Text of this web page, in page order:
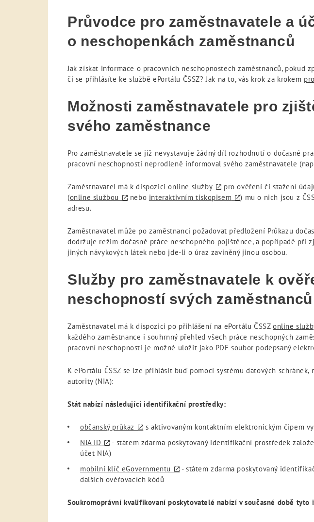
Průvodce pro zaměstnavatele a
o neschopenkách zaměstnanců
Jak získat informace o pracovních neschopnostech zaměstnanců,
či se přihlásíte ke službě ePortálu ČSSZ? Jak na to, vás krok za krokem
Možnosti zaměstnavatele pro
svého zaměstnance
Pro zaměstnavatele se již nevystavuje žádný díl rozhodnutí o dočasné
pracovní neschopnosti neprodleně informoval svého zaměstnavatele
Zaměstnavatel má k dispozicionline služby
pro ověření či stažení
(online službou nebo interaktivním tiskopisem
) mu o nich jsou z
adresu.
Zaměstnavatel může po zaměstnanci požadovat předložení Průkazu
dodržuje režim dočasně práce neschopného pojištěnce, a popřípadě
jiných návykových látek nebo jde-li o úraz zaviněný jinou osobou.
Služby pro zaměstnavatele k
neschopností svých zaměstnanců
Zaměstnavatel má k dispozici po přihlášení na ePortálu ČSSZonline
každého zaměstnance i souhrnný přehled všech práce neschopných
pracovní neschopnosti je možné uložit jako PDF soubor podepsaný
K ePortálu ČSSZ se lze přihlásit buď pomocí systému datových
autority (NIA):
Stát nabízí následující identifikační prostředky:
občanský průkaz
s aktivovaným kontaktním elektronickým čipem
NIA ID
- státem zdarma poskytovaný identifikační prostředek
účet NIA)
mobilní klíč eGovernmentu
- státem zdarma poskytovaný
dalších ověřovacích kódů
Soukromoprávní kvalifikovaní poskytovatelé nabízí v současné době